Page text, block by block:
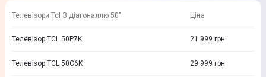
Телевізори Tcl З діагоналлю 50" Ціна
Телевізор TCL 50P7K 21 999 грн
Телевізор TCL 50C6K 29 999 грн